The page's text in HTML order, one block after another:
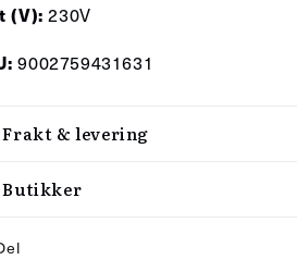
(V): 230V
9002759431631
Frakt & levering
Butikker